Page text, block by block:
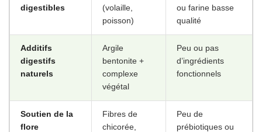
digestibles
(volaille,
poisson)
ou farine basse
qualité
Additifs
digestifs
naturels
Argile
bentonite +
complexe
végétal
Peu ou pas
d’ingrédients
fonctionnels
Soutien de la
flore
Fibres de
chicorée,
Peu de
prébiotiques ou